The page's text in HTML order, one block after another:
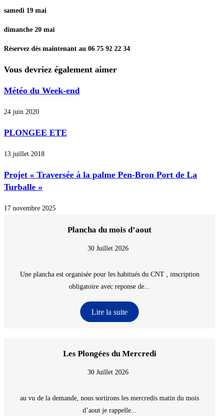
samedi 19 mai
dimanche 20 mai
Réservez dès maintenant au 06 75 92 22 34
Vous devriez également aimer
Météo du Week-end
24 juin 2020
PLONGEE ETE
13 juillet 2018
Projet « Traversée à la palme Pen-Bron Port de La
Turballe »
17 novembre 2025
Plancha du mois d’aout
30 Juillet 2026
Une plancha est organisée pour les habitués du CNT , inscription
obligatoire avec reponse de...
Lire la suite
Les Plongées du Mercredi
30 Juillet 2026
au vu de la demande, nous sortirons les mercredis matin du mois
d’aout je rappelle...